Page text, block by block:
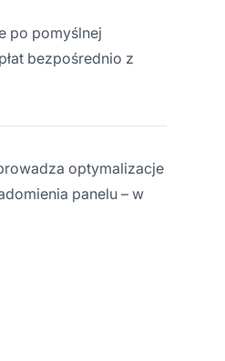
po pomyślnej
bezpośrednio z
optymalizacje
panelu – w